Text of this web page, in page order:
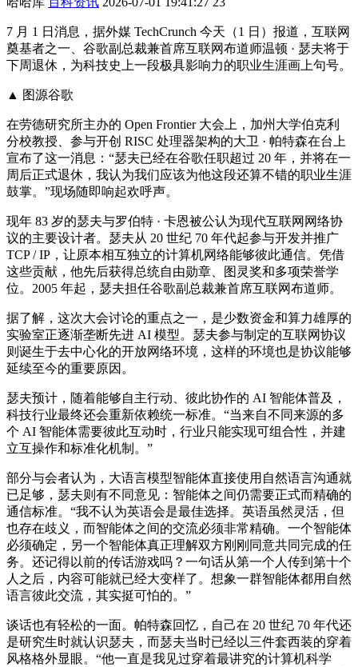
7 月 1 日消息，据外媒 TechCrunch 今天（1 日）报道，互联网
奠基者之一、谷歌副总裁兼首席互联网布道师温顿 · 瑟夫将于
下周退休，为科技史上一段极具影响力的职业生涯画上句号。
▲ 图源谷歌
在劳德研究所主办的 Open Frontier 大会上，加州大学伯克利
分校教授、参与开创 RISC 处理器架构的大卫 · 帕特森在台上
宣布了这一消息：“瑟夫已经在谷歌任职超过 20 年，并将在一
周后正式退休，我认为我们应该为他这段还算不错的职业生涯
鼓掌。”现场随即响起欢呼声。
现年 83 岁的瑟夫与罗伯特 · 卡恩被公认为现代互联网网络协
议的主要设计者。瑟夫从 20 世纪 70 年代起参与开发并推广
TCP / IP，让原本相互独立的计算机网络能够彼此通信。凭借
这些贡献，他先后获得总统自由勋章、图灵奖和多项荣誉学
位。2005 年起，瑟夫担任谷歌副总裁兼首席互联网布道师。
据了解，这次大会讨论的重点之一，是少数资金和算力雄厚的
实验室正逐渐垄断先进 AI 模型。瑟夫参与制定的互联网协议
则诞生于去中心化的开放网络环境，这样的环境也是协议能够
延续至今的重要原因。
瑟夫预计，随着能够自主行动、彼此协作的 AI 智能体普及，
科技行业最终还会重新依赖统一标准。“当来自不同来源的多
个 AI 智能体需要彼此互动时，行业只能实现可组合性，并建
立互操作和标准化机制。”
部分与会者认为，大语言模型智能体直接使用自然语言沟通就
已足够，瑟夫则有不同意见：智能体之间仍需要正式而精确的
通信标准。“我不认为英语会是最佳选择。英语虽然灵活，但
也存在歧义，而智能体之间的交流必须非常精确。一个智能体
必须确定，另一个智能体真正理解双方刚刚同意共同完成的任
务。还记得以前的传话游戏吗？一句话从第一个人传到第十个
人之后，内容可能就已经大变样了。想象一群智能体都用自然
语言彼此交流，其实挺可怕的。”
谈话也有轻松的一面。帕特森回忆，自己在 20 世纪 70 年代还
是研究生时就认识瑟夫，而瑟夫当时已经以三件套西装的穿着
风格格外显眼。“他一直是我见过穿着最讲究的计算机科学